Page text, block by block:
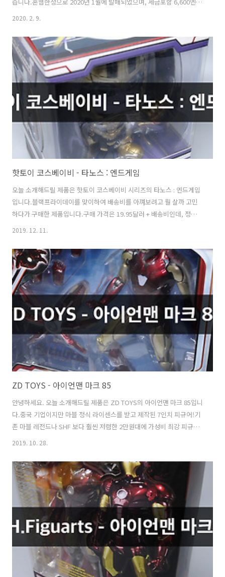
입니다.저는 작년 8월에 예약해서 받아 볼 수 있었네요. 처음 받아보는
아담합니다. 구성품토르. 교체용 손 4쌍과 묠니르 그리고 스톰브레이커
가 들어있습니다. 타노스에게 패배한 충격으로 망가져버린 토르의 모습
을 잘 표현했죠?맥주를 얼마나 먹었는지.. 거대한 술배를 보았을 때 충격
이란..!국내에선 뚱르, 뚱토르와 같은 애칭이 있죠. 뒷머리는 이런식으로
분리되어 있습니다. 얼굴 조형은 정말 잘 나왔습니다.디지털 프린팅 특..
2020. 2. 9.
핫토이 코스베이비 - 타노스 : 엔드게임
오늘 소개해드릴 제품은 핫토이 코스베이비 시리즈의 타노스 : 엔드게임
입니다.블랙프라이데이를 맞이하여 배송비를 아껴보려고 뭘 살까 고민
하다가 구매한 제품입니다.구매 가격은 19.95달러 + 배송비인데, 정가는
얼마인지 모르겠네요. 국내 샵들에선 엔드게임 버전 타노스는 위와 같이
본(?)으로 추정됩니다. 박스 옆면엔 타노스 그림이 새겨져 있습니다. 엔
드게임 버전의 타노스 입니다.갑옷은 고증에 맞는거 같은데, 칼은 왜 면
도칼인지..퀄리티는 뭐 적당하네요. 건틀렛에 박혀있는 인피니티 스톤들
이 각이 져 있어서 이쁩니다. 면도 칼로 면도하자 등짝 받침대에는 어벤
져스 로고가 새겨져있습니다. 버블헤드 제품이라 머리가 흔들 흔들 거립
니다. 레고 미니피..
2019. 12. 11.
ZD TOYS - 아이언맨 마크 85
안녕하세요. 오늘 소개해드릴 제품은 ZD TOYS의 아이언맨 마크 85입니
다.중국 기업이지만 마블 정식 라이센스를 받고 제작된 7인치 피규어!기
존 마블 레전드나 SHF 보다 훨씬 저렴한 2만원대에 가성비 최강 피규어
라이센스 제품답게 마블 홀로그램이 붙어있습니다. 뒷면에는 어벤져스
일러스트가 그려져 있습니다. 구성품교체용 손 2쌍, 불가사리 파츠, 거치
대, 아이언맨으로 구성. 거치대 바닥에는 어벤져스 : 엔드게임 로고가 박
혀있습니다. 발바닥에도 마블 로고가 새겨져있습니다. 정녕 이게 2만원
짜리 퀄리티 입니까?!거짓말 조금 보태서 핫토이 저리갈정도의 퀄리티입
니다.광빨도 ..
2019. 10. 28.